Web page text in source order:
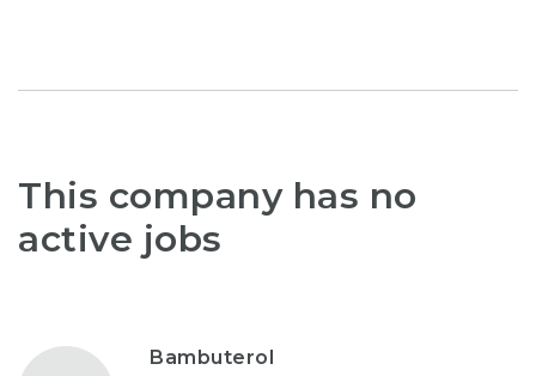
This company has no
active jobs
Bambuterol